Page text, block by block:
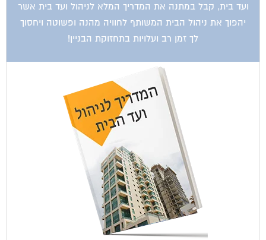
ועד בית, קבל במתנה את המדריך המלא לניהול ועד בית אשר
יהפוך את ניהול הבית המשותף לחוויה מהנה ופשוטה ויחסוך
לך זמן רב ועלויות בתחזוקת הבניין!